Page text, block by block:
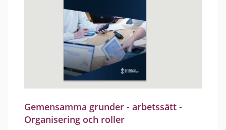
Gemensamma grunder - arbetssätt -
Organisering och roller